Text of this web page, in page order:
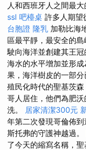
人和西班牙人之間最
ssl 吧檯桌 許多人期望
台胞證 隆乳 加勒比海
區最平靜，最安全的
駛向海洋並創建其王
海水的水平增加並形
果，海洋樹皮的一部
殖民化時代的聖基茨森
哥人居住，他們為肥
洗。 居家清潔300元
年第二次發現哥倫佈
斯托弗的守護神越過。
了今天的縮寫名稱，